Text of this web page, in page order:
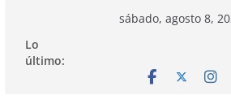
contenido
sábado, agosto 8,
Lo
último: